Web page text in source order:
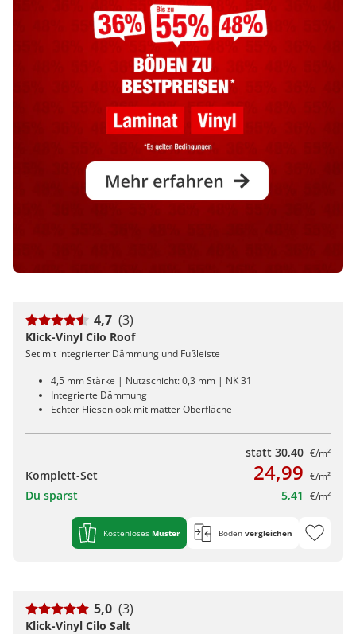
4,7 (3)
Klick-Vinyl Cilo Roof
Set mit integrierter Dämmung und Fußleiste
4,5 mm Stärke | Nutzschicht: 0,3 mm | NK 31
Integrierte Dämmung
Echter Fliesenlook mit matter Oberfläche
statt 30,40 €/m²
Komplett-Set 24,99 €/m²
Du sparst 5,41 €/m²
Kostenloses Muster Boden vergleichen
5,0 (3)
Klick-Vinyl Cilo Salt